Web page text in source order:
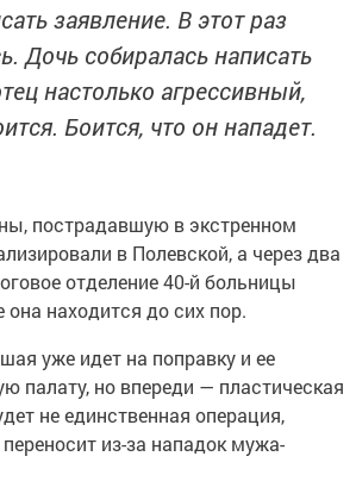
заявление. В этот раз
Дочь собиралась написать
настолько агрессивный,
Боится, что он нападет.
пострадавшую в экстренном
в Полевской, а через два
отделение 40-й больницы
она находится до сих пор.
уже идет на поправку и ее
палату, но впереди — пластическая
не единственная операция,
из-за нападок мужа-